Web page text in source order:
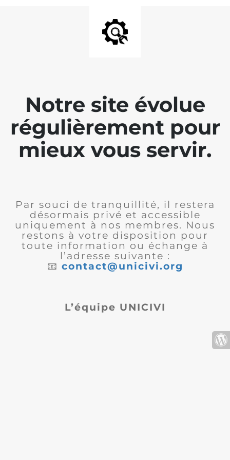
Notre site évolue
régulièrement pour
mieux vous servir.
Par souci de tranquillité, il restera
désormais privé et accessible
uniquement à nos membres. Nous
restons à votre disposition pour
toute information ou échange à
l’adresse suivante :
📧 contact@unicivi.org
L’équipe UNICIVI